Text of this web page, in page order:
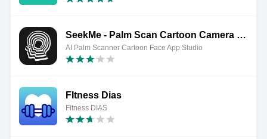
SeekMe - Palm Scan Cartoon Camera Baby Prediction
AI Palm Scanner Cartoon Face App Studio
FItness Dias
Fitness DIAS